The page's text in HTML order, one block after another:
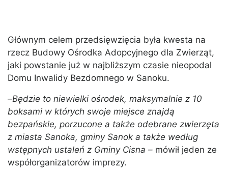
Głównym celem przedsięwzięcia była kwesta na
rzecz Budowy Ośrodka Adopcyjnego dla Zwierząt,
jaki powstanie już w najbliższym czasie nieopodal
Domu Inwalidy Bezdomnego w Sanoku.
–Będzie to niewielki ośrodek, maksymalnie z 10
boksami w których swoje miejsce znajdą
bezpańskie, porzucone a także odebrane zwierzęta
z miasta Sanoka, gminy Sanok a także według
wstępnych ustaleń z Gminy Cisna – mówił jeden ze
współorganizatorów imprezy.